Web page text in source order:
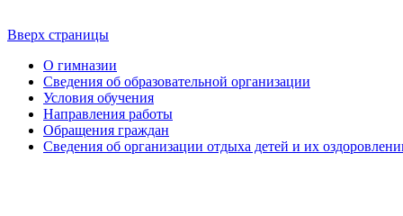
Вверх страницы
О гимназии
Сведения об образовательной организации
Условия обучения
Направления работы
Обращения граждан
Сведения об организации отдыха детей и их